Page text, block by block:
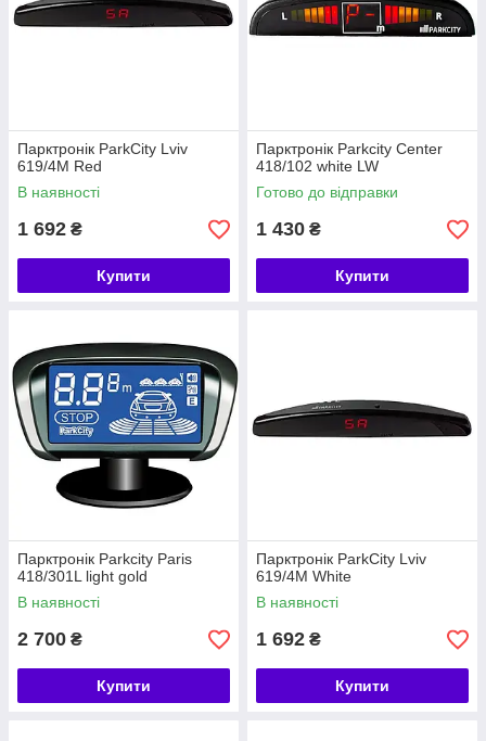
Парктронік ParkCity Lviv
619/4M Red
В наявності
1 692 ₴
Купити
Парктронік Parkcity Center
418/102 white LW
Готово до відправки
1 430 ₴
Купити
Парктронік Parkcity Paris
418/301L light gold
В наявності
2 700 ₴
Купити
Парктронік ParkCity Lviv
619/4M White
В наявності
1 692 ₴
Купити